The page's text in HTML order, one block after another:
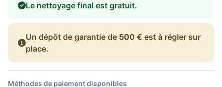
Le nettoyage final est gratuit.
Un dépôt de garantie de 500 € est à régler sur
place.
Méthodes de paiement disponibles